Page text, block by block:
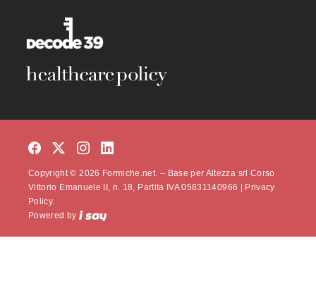
Copyright © 2026 Formiche.net. – Base per Altezza srl Corso
Vittorio Emanuele II, n. 18, Partita IVA 05831140966 | Privacy
Policy.
Powered by